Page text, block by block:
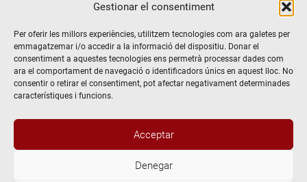
Gestionar el consentiment
Per oferir les millors experiències, utilitzem tecnologies com ara galetes per
emmagatzemar i/o accedir a la informació del dispositiu. Donar el
consentiment a aquestes tecnologies ens permetrà processar dades com
ara el comportament de navegació o identificadors únics en aquest lloc. No
consentir o retirar el consentiment, pot afectar negativament determinades
característiques i funcions.
Acceptar
Denegar
@2026 Escola de teatre El Timbal. Tots els drets reservats